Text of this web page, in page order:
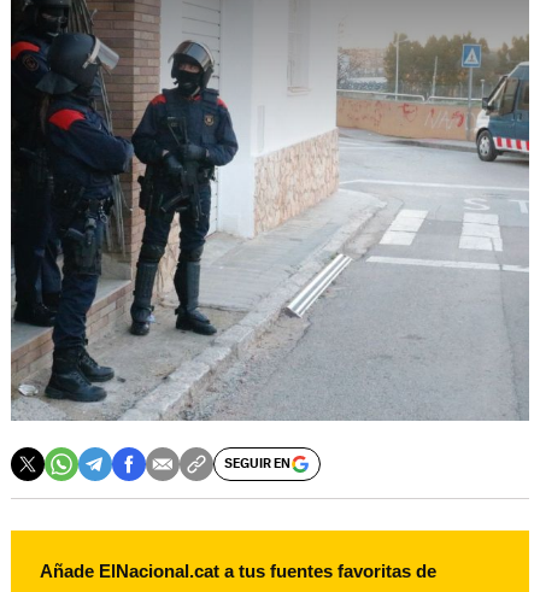
SEGUIR EN
Añade ElNacional.cat a tus fuentes favoritas de